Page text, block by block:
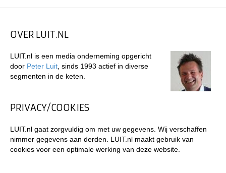
OVER LUIT.NL
LUIT.nl is een media onderneming opgericht
door Peter Luit , sinds 1993 actief in diverse
segmenten in de keten.
PRIVACY/COOKIES
LUIT.nl gaat zorgvuldig om met uw gegevens. Wij verschaffen
nimmer gegevens aan derden. LUIT.nl maakt gebruik van
cookies voor een optimale werking van deze website.